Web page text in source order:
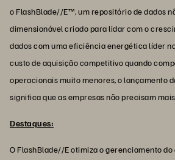
o FlashBlade//E™, um repositório de dados
dimensionável criado para lidar com o
dados com uma eficiência energética líder
custo de aquisição competitivo quando
operacionais muito menores, o lançamento
significa que as empresas não precisam
Destaques:
O FlashBlade//E otimiza o gerenciamento